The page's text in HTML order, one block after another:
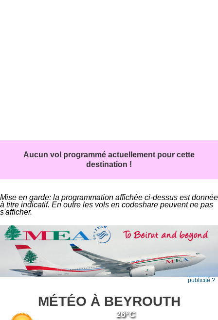
Aucun vol programmé actuellement pour cette
destination !
Mise en garde: la programmation affichée ci-dessus est donnée
à titre indicatif. En outre les vols en codeshare peuvent ne pas
s'afficher.
publicité ?
MÉTÉO À BEYROUTH
26°C